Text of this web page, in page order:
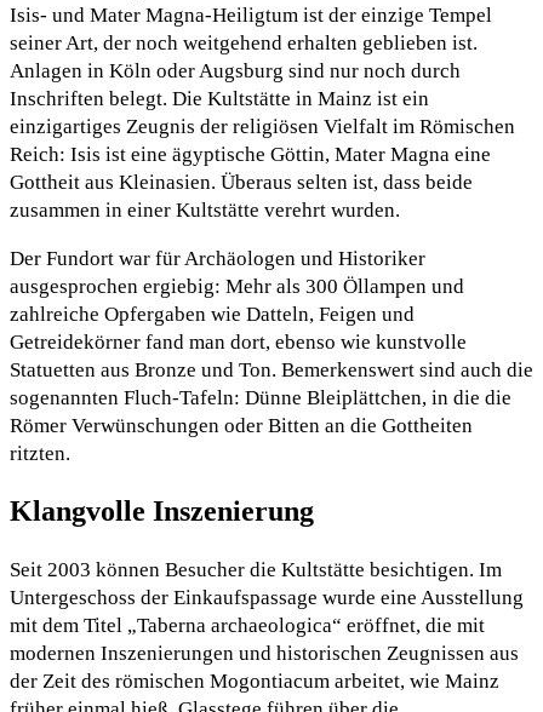
Isis- und Mater Magna-Heiligtum ist der einzige Tempel
seiner Art, der noch weitgehend erhalten geblieben ist.
Anlagen in Köln oder Augsburg sind nur noch durch
Inschriften belegt. Die Kultstätte in Mainz ist ein
einzigartiges Zeugnis der religiösen Vielfalt im Römischen
Reich: Isis ist eine ägyptische Göttin, Mater Magna eine
Gottheit aus Kleinasien. Überaus selten ist, dass beide
zusammen in einer Kultstätte verehrt wurden.
Der Fundort war für Archäologen und Historiker
ausgesprochen ergiebig: Mehr als 300 Öllampen und
zahlreiche Opfergaben wie Datteln, Feigen und
Getreidekörner fand man dort, ebenso wie kunstvolle
Statuetten aus Bronze und Ton. Bemerkenswert sind auch die
sogenannten Fluch-Tafeln: Dünne Bleiplättchen, in die die
Römer Verwünschungen oder Bitten an die Gottheiten
ritzten.
Klangvolle Inszenierung
Seit 2003 können Besucher die Kultstätte besichtigen. Im
Untergeschoss der Einkaufspassage wurde eine Ausstellung
mit dem Titel „Taberna archaeologica“ eröffnet, die mit
modernen Inszenierungen und historischen Zeugnissen aus
der Zeit des römischen Mogontiacum arbeitet, wie Mainz